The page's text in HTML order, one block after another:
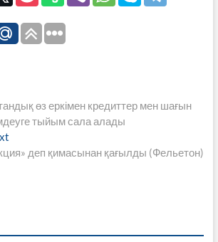
өз еркімен кредиттер мен шағын
тыйым сала алады
post:деп қимасынан қағылды (Фельетон)